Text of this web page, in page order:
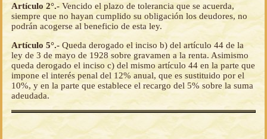
Artículo 2°.- Vencido el plazo de tolerancia que se acuerda,
siempre que no hayan cumplido su obligación los deudores, no
podrán acogerse al beneficio de esta ley.
Artículo 5°.- Queda derogado el inciso b) del artículo 44 de la
ley de 3 de mayo de 1928 sobre gravamen a la renta. Asimismo
queda derogado el inciso c) del mismo artículo 44 en la parte que
impone el interés penal del 12% anual, que es sustituido por el
10%, y en la parte que establece el recargo del 5% sobre la suma
adeudada.